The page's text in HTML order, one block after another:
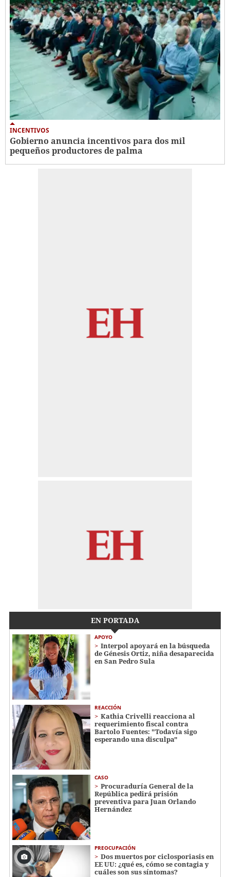
INCENTIVOS
Gobierno anuncia incentivos para dos mil
pequeños productores de palma
EN PORTADA
APOYO
Interpol apoyará en la búsqueda
de Génesis Ortiz, niña desaparecida
en San Pedro Sula
REACCIÓN
Kathia Crivelli reacciona al
requerimiento fiscal contra
Bartolo Fuentes: "Todavía sigo
esperando una disculpa"
CASO
Procuraduría General de la
República pedirá prisión
preventiva para Juan Orlando
Hernández
PREOCUPACIÓN
Dos muertos por ciclosporiasis en
EE UU: ¿qué es, cómo se contagia y
cuáles son sus síntomas?